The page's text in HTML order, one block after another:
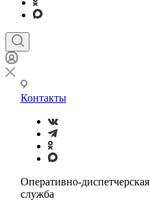
Контакты
Оперативно-диспетчерская
служба